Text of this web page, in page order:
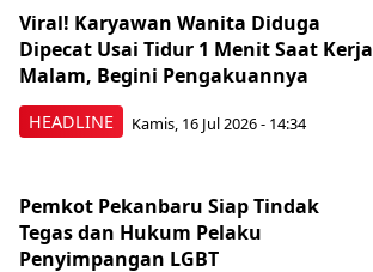
HEADLINE
Viral! Karyawan Wanita Diduga
Dipecat Usai Tidur 1 Menit Saat Kerja
Malam, Begini Pengakuannya
Kamis, 16 Jul 2026 - 14:34
Pemkot Pekanbaru Siap Tindak
Tegas dan Hukum Pelaku
Penyimpangan LGBT